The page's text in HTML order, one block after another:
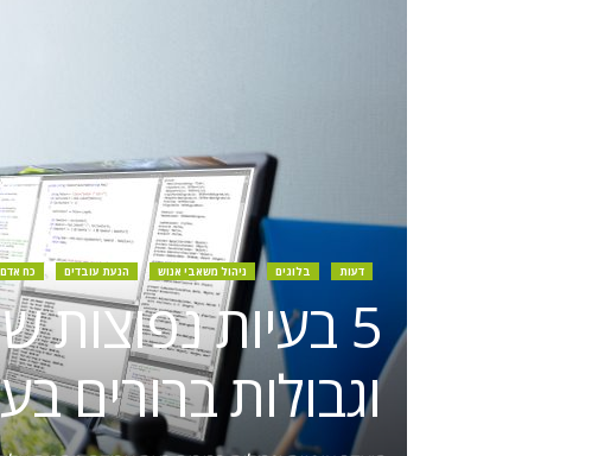
דעות בלוגים ניהול משאבי אנוש הנעת עובדים כח אדם
5 בעיות נפוצות
וגבולות ברורים